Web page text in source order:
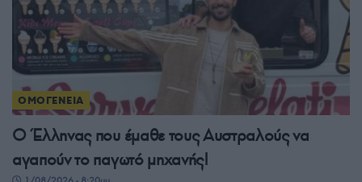
ΟΜΟΓΕΝΕΙΑ
Ο Έλληνας που έμαθε τους Αυστραλούς να
αγαπούν το παγωτό μηχανής!